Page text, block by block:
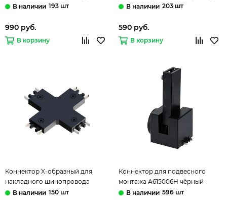
A613606T чёрный Rapid-
193 шт
990 руб.
В корзину
A613606V чёрный Rapid-
203 шт
590 руб.
В корзину
Коннектор X-образный для
накладного шинопровода
A613706X чёрный Rapid-
150 шт
Коннектор для подвесного
монтажа A615006H чёрный
Rapid-Accessories Arte Lamp
596 шт